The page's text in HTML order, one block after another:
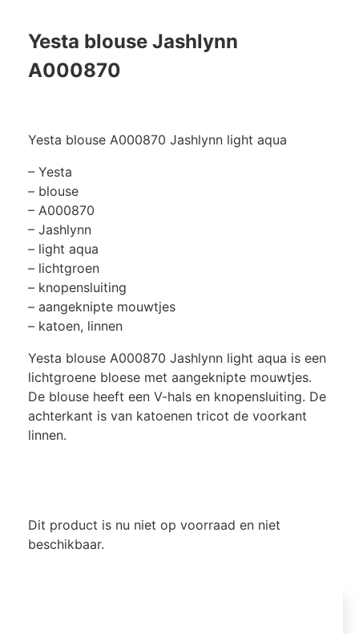
Yesta blouse Jashlynn
A000870
Yesta blouse A000870 Jashlynn light aqua
– Yesta
– blouse
– A000870
– Jashlynn
– light aqua
– lichtgroen
– knopensluiting
– aangeknipte mouwtjes
– katoen, linnen
Yesta blouse A000870 Jashlynn light aqua is een
lichtgroene bloese met aangeknipte mouwtjes.
De blouse heeft een V-hals en knopensluiting. De
achterkant is van katoenen tricot de voorkant
linnen.
Dit product is nu niet op voorraad en niet
beschikbaar.